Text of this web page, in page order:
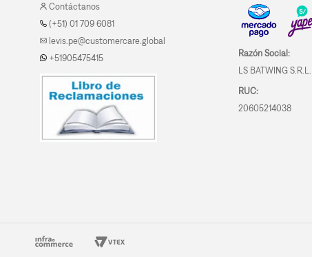
Contáctanos
(+51) 01 709 6081
levis.pe@customercare.global
+51905475415
Razón Social:
LS BATWING S.R.L.
RUC:
20605214038